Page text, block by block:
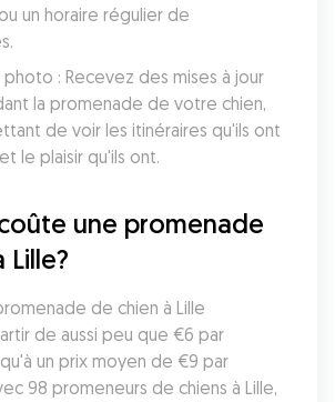
un horaire régulier de
photo : Recevez des mises à jour
la promenade de votre chien,
de voir les itinéraires qu'ils ont
le plaisir qu'ils ont.
une promenade
Lille?
de chien à Lille
de aussi peu que €6 par
un prix moyen de €9 par
98 promeneurs de chiens à Lille,